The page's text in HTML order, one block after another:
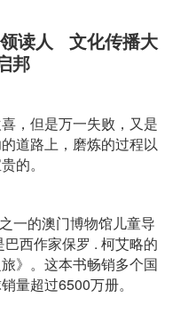
领读人 文化传播大
邦
，但是万一失败，又是
道路上，磨炼的过程以
的。
一的澳门博物馆儿童导
西作家保罗 . 柯艾略的
》。这本书畅销多个国
量超过6500万册。